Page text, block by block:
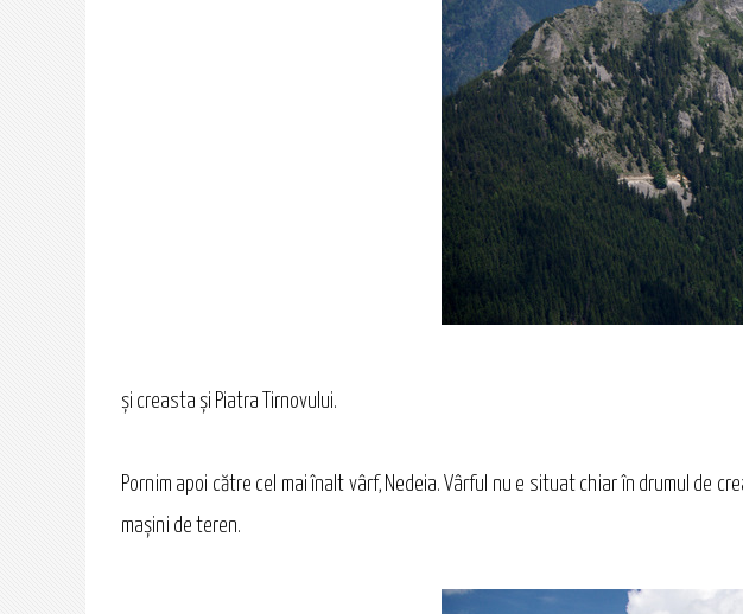
și creasta și Piatra Tirnovului.
Pornim apoi către cel mai înalt vârf, Nedeia. Vârful nu e situat chiar în drumul de
maşini de teren.